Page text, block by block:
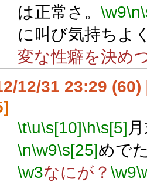
は正常さ。 \w9\n
に叫び気持ちよ
変な性癖を決め
12/31 23:29 (60)
\t\u\s[10]\h\s[5]
\n\w9\s[25]めで
\w3なにが？ \w9